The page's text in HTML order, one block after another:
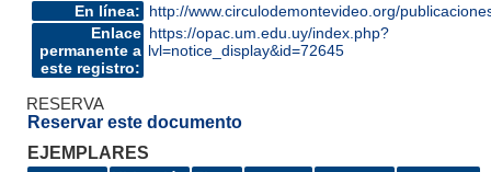
En línea:
http://www.circulodemontevideo.org/
Enlace
permanente a
este registro:
https://opac.um.edu.uy/index.php?
lvl=notice_display&id=72645
RESERVA
Reservar este documento
EJEMPLARES